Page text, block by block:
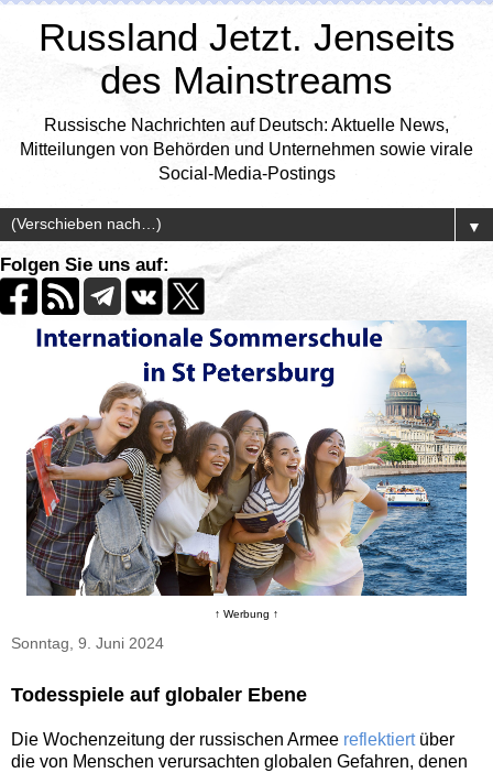
Russland Jetzt. Jenseits
des Mainstreams
Russische Nachrichten auf Deutsch: Aktuelle News,
Mitteilungen von Behörden und Unternehmen sowie virale
Social-Media-Postings
▼
Folgen Sie uns auf:
↑ Werbung ↑
Sonntag, 9. Juni 2024
Todesspiele auf globaler Ebene
Die Wochenzeitung der russischen Armee reflektiertüber
die von Menschen verursachten globalen Gefahren, denen